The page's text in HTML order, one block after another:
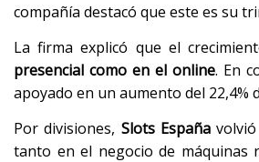
compañía destacó que este es su
La firma explicó que el
presencial como en el online. En
apoyado en un aumento del 22,4%
Por divisiones, Slots Españavolvió
tanto en el negocio de máquinas